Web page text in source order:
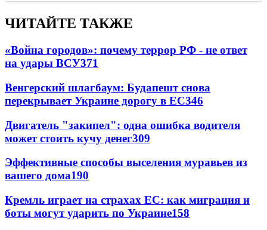
ЧИТАЙТЕ ТАКЖЕ
«Война городов»: почему террор РФ - не ответ
на удары ВСУ371
Венгерский шлагбаум: Будапешт снова
перекрывает Украине дорогу в ЕС346
Двигатель "закипел": одна ошибка водителя
может стоить кучу денег309
Эффективные способы выселения муравьев из
вашего дома190
Кремль играет на страхах ЕС: как миграция и
боты могут ударить по Украине158